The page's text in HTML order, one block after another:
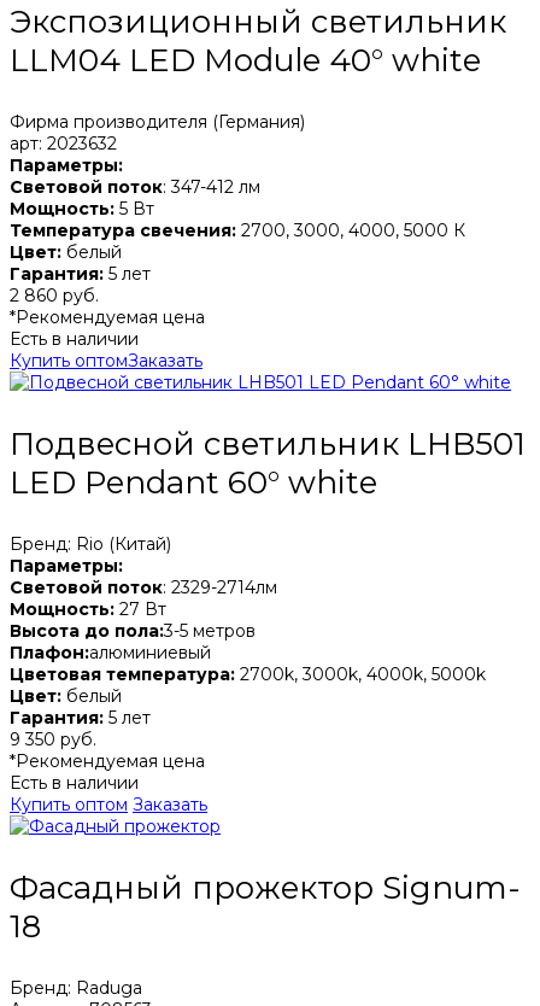
Экспозиционный светильник
LLM04 LED Module 40° white
Фирма производителя (Германия)
арт: 2023632
Параметры:
Световой поток: 347-412 лм
Мощность: 5 Вт
Температура свечения: 2700, 3000, 4000, 5000 К
Цвет: белый
Гарантия: 5 лет
2 860 руб.
*Рекомендуемая цена
Есть в наличии
Купить оптомЗаказать
Подвесной светильник LHB501
LED Pendant 60° white
Бренд: Rio (Китай)
Параметры:
Световой поток: 2329-2714лм
Мощность: 27 Вт
Высота до пола:3-5 метров
Плафон:алюминиевый
Цветовая температура: 2700k, 3000k, 4000k, 5000k
Цвет: белый
Гарантия: 5 лет
9 350 руб.
*Рекомендуемая цена
Есть в наличии
Купить оптом Заказать
Фасадный прожектор Signum-
18
Бренд: Raduga